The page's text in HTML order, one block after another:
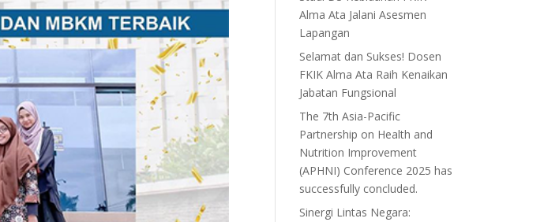
Alma Ata Jalani Asesmen
Lapangan
Selamat dan Sukses! Dosen
FKIK Alma Ata Raih Kenaikan
Jabatan Fungsional
The 7th Asia-Pacific
Partnership on Health and
Nutrition Improvement
(APHNI) Conference 2025 has
successfully concluded.
Sinergi Lintas Negara: